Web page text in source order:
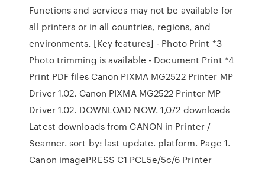
Functions and services may not be available for
all printers or in all countries, regions, and
environments. [Key features] - Photo Print *3
Photo trimming is available - Document Print *4
Print PDF files Canon PIXMA MG2522 Printer MP
Driver 1.02. Canon PIXMA MG2522 Printer MP
Driver 1.02. DOWNLOAD NOW. 1,072 downloads
Latest downloads from CANON in Printer /
Scanner. sort by: last update. platform. Page 1.
Canon imagePRESS C1 PCL5e/5c/6 Printer